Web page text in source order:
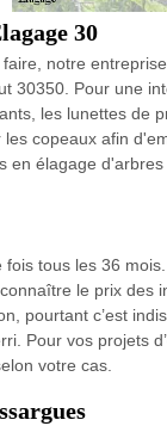
30
notre
30350. Pour une
les lunettes de
copeaux afin
en élagage
tous les 36
le prix des
pourtant c’est
Pour vos projets
votre cas.